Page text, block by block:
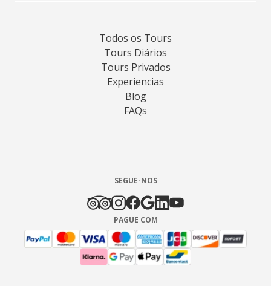
Todos os Tours
Tours Diários
Tours Privados
Experiencias
Blog
FAQs
SEGUE-NOS
PAGUE COM